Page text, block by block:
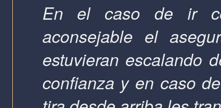
En el caso de ir
aconsejable el
estuvieran escalando
confianza y en caso